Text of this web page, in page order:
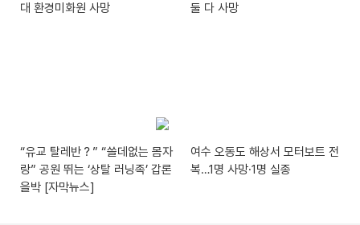
대 환경미화원 사망
둘 다 사망
“유교 탈레반？” “쓸데없는 몸자
랑” 공원 뛰는 ‘상탈 러닝족’ 갑론
을박 [자막뉴스]
여수 오동도 해상서 모터보트 전
복…1명 사망·1명 실종